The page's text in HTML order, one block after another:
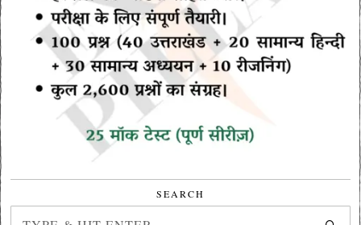
SEARCH